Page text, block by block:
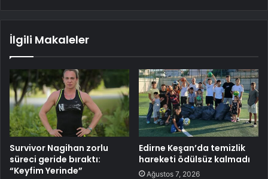
İlgili Makaleler
Survivor Nagihan zorlu
süreci geride bıraktı:
“Keyfim Yerinde”
Edirne Keşan’da temizlik
hareketi ödülsüz kalmadı
Ağustos 7, 2026